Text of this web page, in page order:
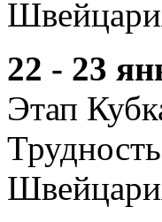
22 - 23
Этап